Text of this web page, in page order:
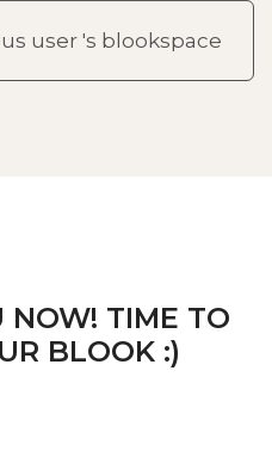
user 's blookspace
NOW! TIME TO
BLOOK :)